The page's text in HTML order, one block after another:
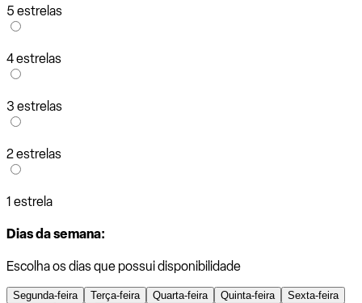
5 estrelas
4 estrelas
3 estrelas
2 estrelas
1 estrela
Dias da semana:
Escolha os dias que possui disponibilidade
Segunda-feira Terça-feira Quarta-feira Quinta-feira
Sexta-feira